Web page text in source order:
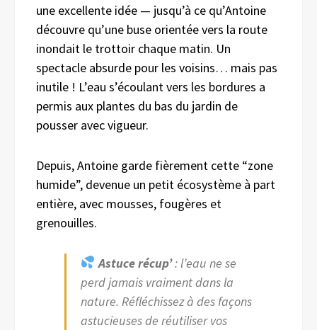
une excellente idée — jusqu’à ce qu’Antoine
découvre qu’une buse orientée vers la route
inondait le trottoir chaque matin. Un
spectacle absurde pour les voisins… mais pas
inutile ! L’eau s’écoulant vers les bordures a
permis aux plantes du bas du jardin de
pousser avec vigueur.
Depuis, Antoine garde fièrement cette “zone
humide”, devenue un petit écosystème à part
entière, avec mousses, fougères et
grenouilles.
Astuce récup’: l’eau ne se
perd jamais vraiment dans la
nature. Réfléchissez à des façons
astucieuses de réutiliser vos